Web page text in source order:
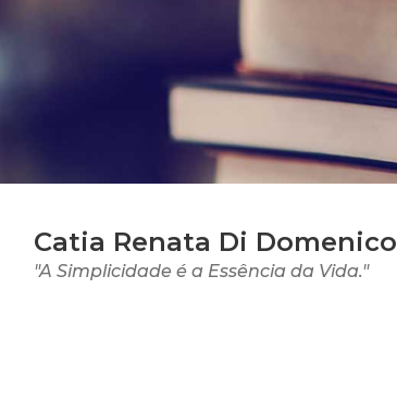
Catia Renata Di Domenico
"A Simplicidade é a Essência da Vida."